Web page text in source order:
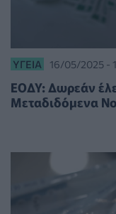
ΥΓΕΊΑ 16/05/2025 -
ΕΟΔΥ: Δωρεάν
Μεταδιδόμενα